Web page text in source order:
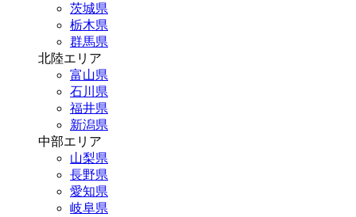
茨城県
栃木県
群馬県
北陸エリア
富山県
石川県
福井県
新潟県
中部エリア
山梨県
長野県
愛知県
岐阜県